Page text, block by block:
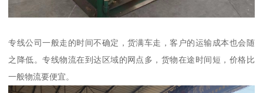
专线公司一般走的时间不确定，货满车走，客户的运输成本也会随
之降低。专线物流在到达区域的网点多，货物在途时间短，价格比
一般物流要便宜。